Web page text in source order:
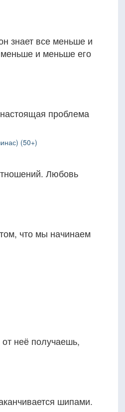
знает все меньше и
и меньше его
проблема
(50+)
Любовь
что мы начинаем
неё получаешь,
шипами.